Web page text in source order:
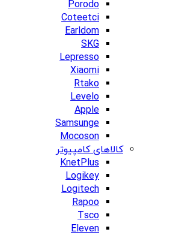
Porodo
Coteetci
Earldom
SKG
Lepresso
Xiaomi
Rtako
Levelo
Apple
Samsunge
Mocoson
کالاهای کامپیوتر
KnetPlus
Logikey
Logitech
Rapoo
Tsco
Eleven